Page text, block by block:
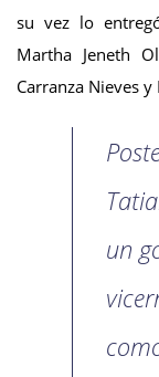
su vez lo
Martha Jeneth
Carranza Nieves
un